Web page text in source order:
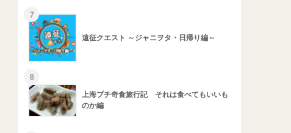
7
遠征クエスト ～ジャニヲタ・日帰り編～
8
上海プチ奇食旅行記 それは食べてもいいも
のか編